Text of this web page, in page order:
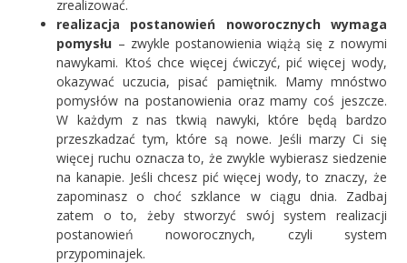
zrealizować.
realizacja postanowień noworocznych wymaga
pomysłu – zwykle postanowienia wiążą się z nowymi
nawykami. Ktoś chce więcej ćwiczyć, pić więcej wody,
okazywać uczucia, pisać pamiętnik. Mamy mnóstwo
pomysłów na postanowienia oraz mamy coś jeszcze.
W każdym z nas tkwią nawyki, które będą bardzo
przeszkadzać tym, które są nowe. Jeśli marzy Ci się
więcej ruchu oznacza to, że zwykle wybierasz siedzenie
na kanapie. Jeśli chcesz pić więcej wody, to znaczy, że
zapominasz o choć szklance w ciągu dnia. Zadbaj
zatem o to, żeby stworzyć swój system realizacji
postanowień noworocznych, czyli system
przypominajek.